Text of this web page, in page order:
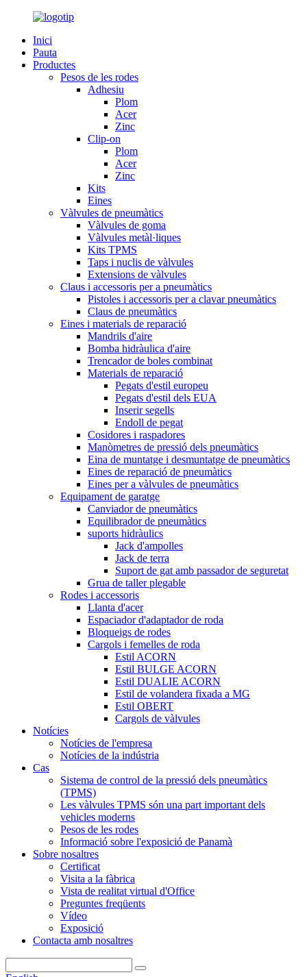
Inici
Pauta
Productes
Pesos de les rodes
Adhesiu
Plom
Acer
Zinc
Clip-on
Plom
Acer
Zinc
Kits
Eines
Vàlvules de pneumàtics
Vàlvules de goma
Vàlvules metàl·liques
Kits TPMS
Taps i nuclis de vàlvules
Extensions de vàlvules
Claus i accessoris per a pneumàtics
Pistoles i accessoris per a clavar pneumàtics
Claus de pneumàtics
Eines i materials de reparació
Mandrils d'aire
Bomba hidràulica d'aire
Trencador de boles combinat
Materials de reparació
Pegats d'estil europeu
Pegats d'estil dels EUA
Inserir segells
Endoll de pegat
Cosidores i raspadores
Manòmetres de pressió dels pneumàtics
Eina de muntatge i desmuntatge de pneumàtics
Eines de reparació de pneumàtics
Eines per a vàlvules de pneumàtics
Equipament de garatge
Canviador de pneumàtics
Equilibrador de pneumàtics
suports hidràulics
Jack d'ampolles
Jack de terra
Suport de gat amb passador de seguretat
Grua de taller plegable
Rodes i accessoris
Llanta d'acer
Espaciador d'adaptador de roda
Bloqueigs de rodes
Cargols i femelles de roda
Estil ACORN
Estil BULGE ACORN
Estil DUALIE ACORN
Estil de volandera fixada a MG
Estil OBERT
Cargols de vàlvules
Notícies
Notícies de l'empresa
Notícies de la indústria
Cas
Sistema de control de la pressió dels pneumàtics
(TPMS)
Les vàlvules TPMS són una part important dels
vehicles moderns
Pesos de les rodes
Informació sobre l'exposició de Panamà
Sobre nosaltres
Certificat
Visita a la fàbrica
Vista de realitat virtual d'Office
Preguntes freqüents
Vídeo
Exposició
Contacta amb nosaltres